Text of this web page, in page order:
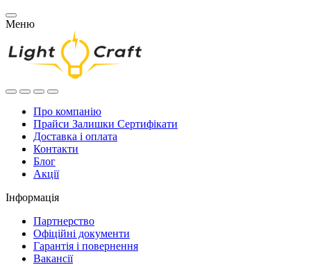
Меню
Про компанію
Прайси Залишки Сертифікати
Доставка і оплата
Контакти
Блог
Акції
Інформація
Партнерство
Офіційні документи
Гарантія і повернення
Вакансії